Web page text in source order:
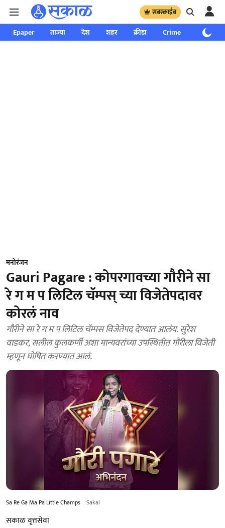
सबस्क्राईब
Epaper ताज्या देश शहर क्रीडा Crime साप्ताहिक
मनोरंजन
Gauri Pagare : कोपरगावच्या गौरीने सा
रे ग म प लिटिल चॅम्पस् च्या विजेतेपदावर
कोरलं नाव
गौरीने सा रे ग म प लिटिल चॅम्पस विजेतेपद देण्यात आलंय. सुरेश
वाडकर, सलील कुलकर्णी अशा मान्यवरांच्या उपस्थितीत गौरीला विजेती
म्हणून घोषित करण्यात आलं.
Sa Re Ga Ma Pa Little Champs Sakal
सकाळ वृत्तसेवा